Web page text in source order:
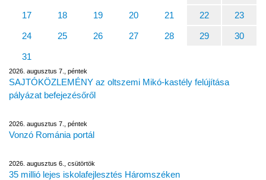
17 18 19 20 21 22 23
24 25 26 27 28 29 30
31
2026. augusztus 7., péntek
SAJTÓKÖZLEMÉNY az oltszemi Mikó-kastély felújítása
pályázat befejezésőről
2026. augusztus 7., péntek
Vonzó Románia portál
2026. augusztus 6., csütörtök
35 millió lejes iskolafejlesztés Háromszéken